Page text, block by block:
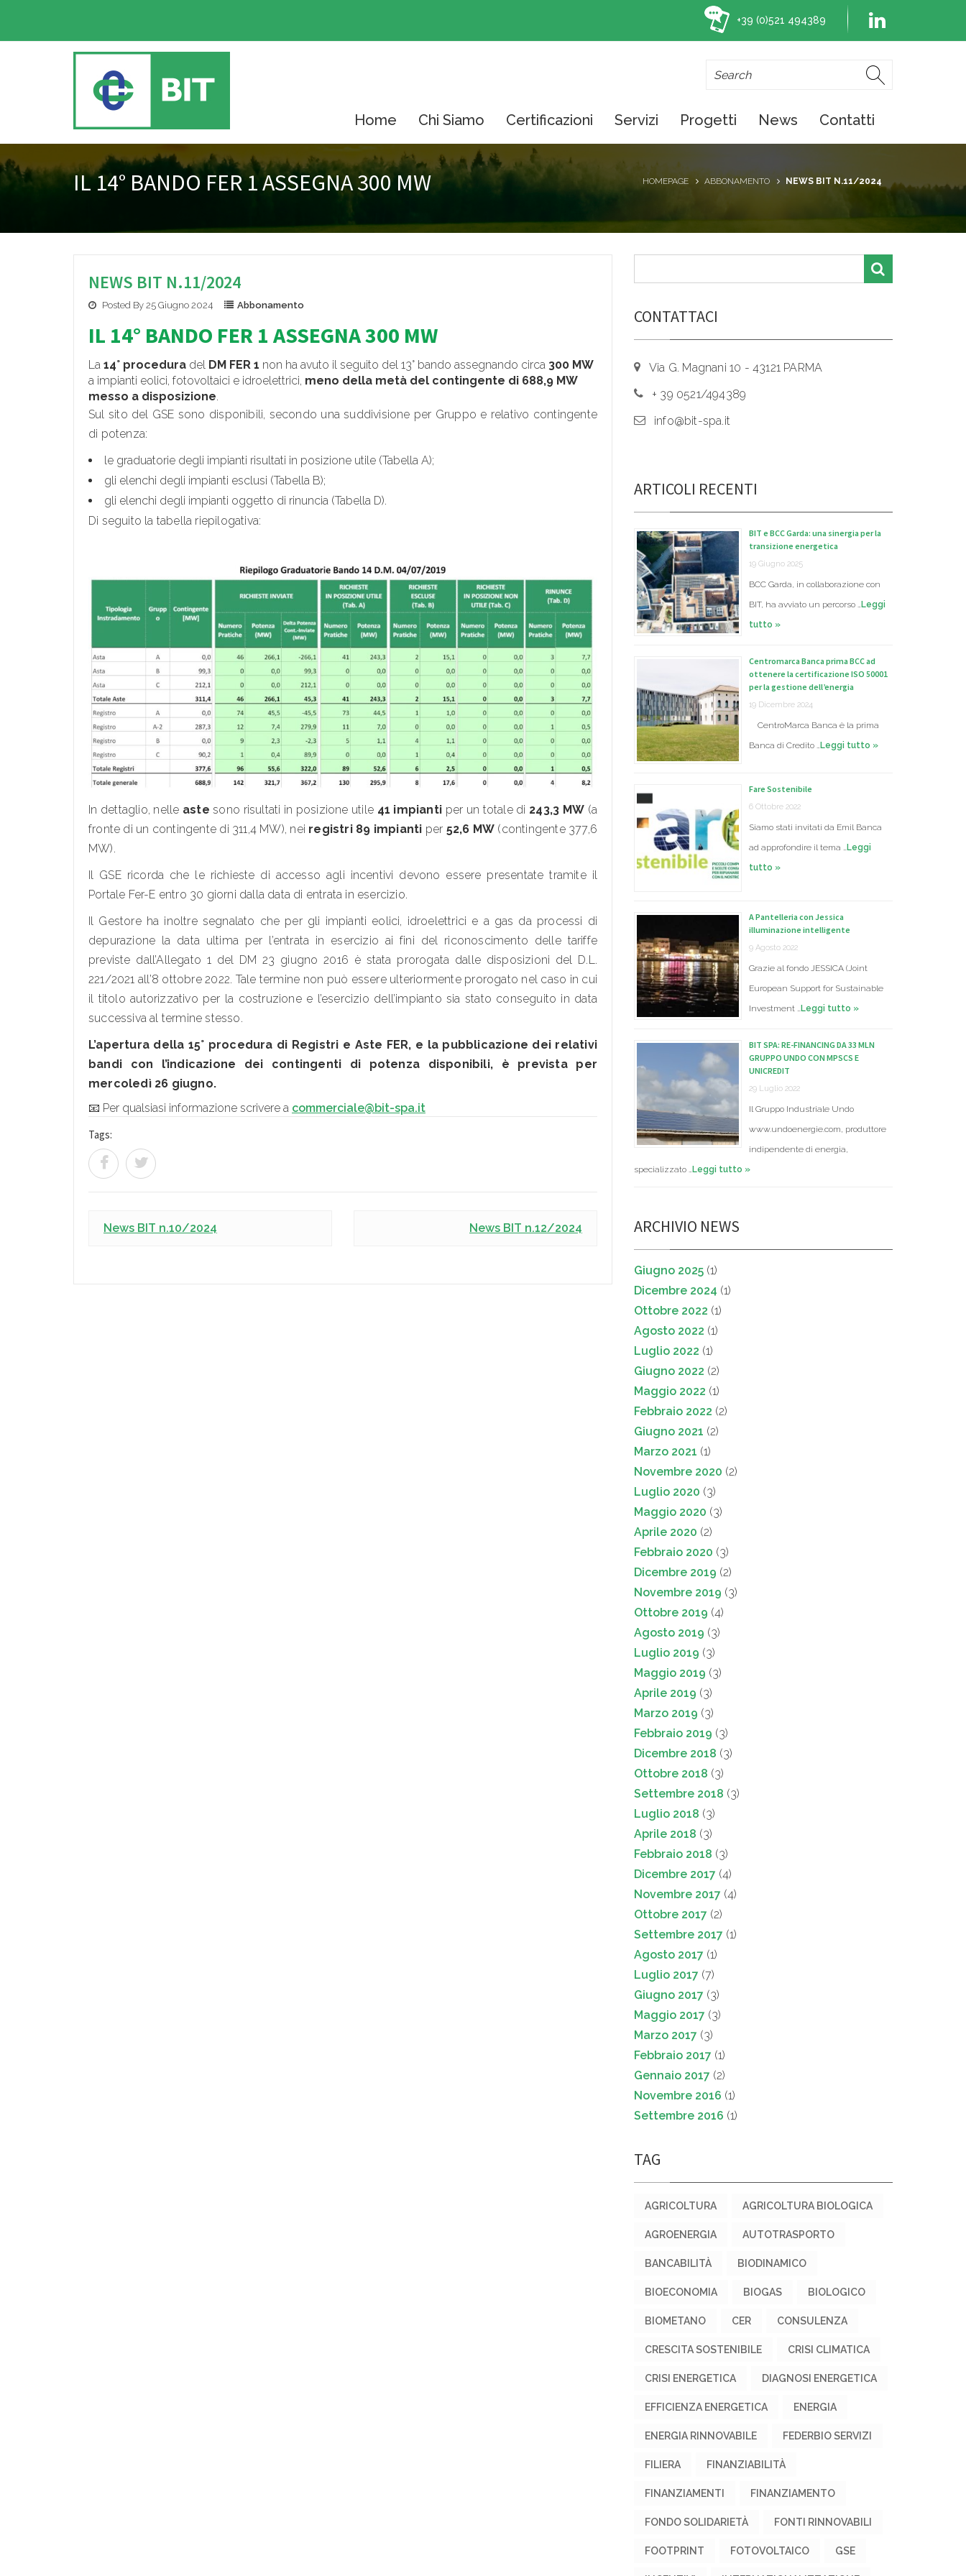
+39 (0)521 494389
Home Chi Siamo Certificazioni Servizi Progetti News Contatti
IL 14° BANDO FER 1 ASSEGNA 300 MW HOMEPAGE ABBONAMENTO NEWS BIT N.11/2024
NEWS BIT N.11/2024
Posted By 25 Giugno 2024 Abbonamento
IL 14° BANDO FER 1 ASSEGNA 300 MW
La 14° procedura del DM FER 1 non ha avuto il seguito del 13° bando assegnando circa 300 MW
a impianti eolici, fotovoltaici e idroelettrici, meno della metà del contingente di 688,9 MW
messo a disposizione.
Sul sito del GSE sono disponibili, secondo una suddivisione per Gruppo e relativo contingente
di potenza:
le graduatorie degli impianti risultati in posizione utile (Tabella A);
gli elenchi degli impianti esclusi (Tabella B);
gli elenchi degli impianti oggetto di rinuncia (Tabella D).
Di seguito la tabella riepilogativa:
In dettaglio, nelle aste sono risultati in posizione utile 41 impianti per un totale di 243,3 MW (a
fronte di un contingente di 311,4 MW), nei registri 89 impianti per 52,6 MW (contingente 377,6
MW).
Il GSE ricorda che le richieste di accesso agli incentivi devono essere presentate tramite il
Portale Fer-E entro 30 giorni dalla data di entrata in esercizio.
Il Gestore ha inoltre segnalato che per gli impianti eolici, idroelettrici e a gas da processi di
depurazione la data ultima per l’entrata in esercizio ai fini del riconoscimento delle tariffe
previste dall’Allegato 1 del DM 23 giugno 2016 è stata prorogata dalle disposizioni del D.L.
221/2021 all’8 ottobre 2022. Tale termine non può essere ulteriormente prorogato nel caso in cui
il titolo autorizzativo per la costruzione e l’esercizio dell’impianto sia stato conseguito in data
successiva al termine stesso.
L’apertura della 15° procedura di Registri e Aste FER, e la pubblicazione dei relativi
bandi con l’indicazione dei contingenti di potenza disponibili, è prevista per
mercoledì 26 giugno.
📧 Per qualsiasi informazione scrivere a commerciale@bit-spa.it
Tags:
News BIT n.10/2024 News BIT n.12/2024
CONTATTACI
Via G. Magnani 10 - 43121 PARMA
+ 39 0521/494389
info@bit-spa.it
ARTICOLI RECENTI
BIT e BCC Garda: una sinergia per la
transizione energetica
19 Giugno 2025
BCC Garda, in collaborazione con
BIT, ha avviato un percorso …Leggi
tutto »
Centromarca Banca prima BCC ad
ottenere la certificazione ISO 50001
per la gestione dell’energia
19 Dicembre 2024
CentroMarca Banca è la prima
Banca di Credito …Leggi tutto »
Fare Sostenibile
6 Ottobre 2022
Siamo stati invitati da Emil Banca
ad approfondire il tema …Leggi
tutto »
A Pantelleria con Jessica
illuminazione intelligente
9 Agosto 2022
Grazie al fondo JESSICA (Joint
European Support for Sustainable
Investment …Leggi tutto »
BIT SPA: RE-FINANCING DA 33 MLN
GRUPPO UNDO CON MPSCS E
UNICREDIT
29 Luglio 2022
Il Gruppo Industriale Undo
www.undoenergie.com, produttore
indipendente di energia,
specializzato …Leggi tutto »
ARCHIVIO NEWS
Giugno 2025 (1)
Dicembre 2024 (1)
Ottobre 2022 (1)
Agosto 2022 (1)
Luglio 2022 (1)
Giugno 2022 (2)
Maggio 2022 (1)
Febbraio 2022 (2)
Giugno 2021 (2)
Marzo 2021 (1)
Novembre 2020 (2)
Luglio 2020 (3)
Maggio 2020 (3)
Aprile 2020 (2)
Febbraio 2020 (3)
Dicembre 2019 (2)
Novembre 2019 (3)
Ottobre 2019 (4)
Agosto 2019 (3)
Luglio 2019 (3)
Maggio 2019 (3)
Aprile 2019 (3)
Marzo 2019 (3)
Febbraio 2019 (3)
Dicembre 2018 (3)
Ottobre 2018 (3)
Settembre 2018 (3)
Luglio 2018 (3)
Aprile 2018 (3)
Febbraio 2018 (3)
Dicembre 2017 (4)
Novembre 2017 (4)
Ottobre 2017 (2)
Settembre 2017 (1)
Agosto 2017 (1)
Luglio 2017 (7)
Giugno 2017 (3)
Maggio 2017 (3)
Marzo 2017 (3)
Febbraio 2017 (1)
Gennaio 2017 (2)
Novembre 2016 (1)
Settembre 2016 (1)
TAG
AGRICOLTURA AGRICOLTURA BIOLOGICA
AGROENERGIA AUTOTRASPORTO
BANCABILITÀ BIODINAMICO
BIOECONOMIA BIOGAS BIOLOGICO
BIOMETANO CER CONSULENZA
CRESCITA SOSTENIBILE CRISI CLIMATICA
CRISI ENERGETICA DIAGNOSI ENERGETICA
EFFICIENZA ENERGETICA ENERGIA
ENERGIA RINNOVABILE FEDERBIO SERVIZI
FILIERA FINANZIABILITÀ
FINANZIAMENTI FINANZIAMENTO
FONDO SOLIDARIETÀ FONTI RINNOVABILI
FOOTPRINT FOTOVOLTAICO GSE